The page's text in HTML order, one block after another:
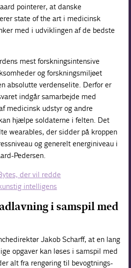
pointerer, at danske
state of the art i medicinsk
med i udviklingen af de bedste
mest forskningsintensive
og forskningsmiljøet
absolutte verdenselite. Derfor er
indgår samarbejde med
medicinsk udstyr og andre
hjælpe soldaterne i felten. Det
wearables, der sidder på kroppen
og generelt energiniveau i
Pedersen.
der vil redde
intelligens
i samspil med
Jakob Scharff, at en lang
opgaver kan løses i samspil med
alt fra rengøring til bevogtnings-